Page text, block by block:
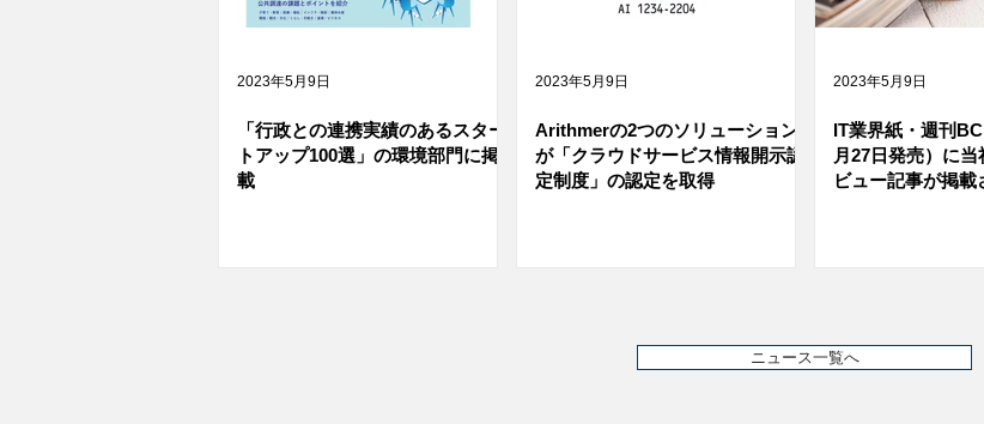
「行政との連携実績のあるスター
トアップ100選」の環境部門に掲
載
2023年5月9日
Arithmerの2つのソリューション
が「クラウドサービス情報開示認
定制度」の認定を取得
2023年5月9日
IT業界紙・週刊
月27日発売）に当
ビュー記事が掲載
2023年5月9日
ニュース一覧へ